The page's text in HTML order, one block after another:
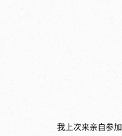
我上次来亲自参